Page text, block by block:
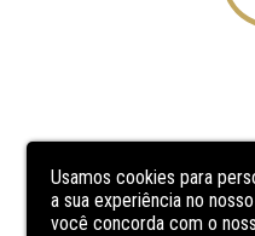
Usamos cookies para
a sua experiência no
você concorda com o